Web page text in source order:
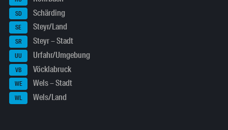
SD Schärding
SE Steyr/Land
SR Steyr – Stadt
UU Urfahr/Umgebung
VB Vöcklabruck
WE Wels – Stadt
WL Wels/Land